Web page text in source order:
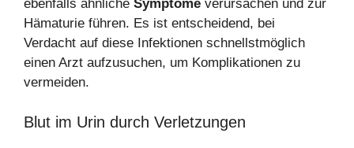
ebenfalls ähnliche Symptome verursachen und zur
Hämaturie führen. Es ist entscheidend, bei
Verdacht auf diese Infektionen schnellstmöglich
einen Arzt aufzusuchen, um Komplikationen zu
vermeiden.
Blut im Urin durch Verletzungen